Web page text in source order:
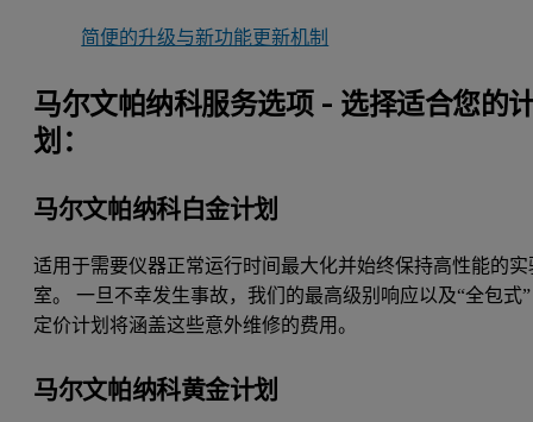
简便的升级与新功能更新机制
马尔文帕纳科服务选项 - 选择适合您的
划：
马尔文帕纳科白金计划
适用于需要仪器正常运行时间最大化并始终保持高性能的实
室。 一旦不幸发生事故，我们的最高级别响应以及“全包式”
定价计划将涵盖这些意外维修的费用。
马尔文帕纳科黄金计划